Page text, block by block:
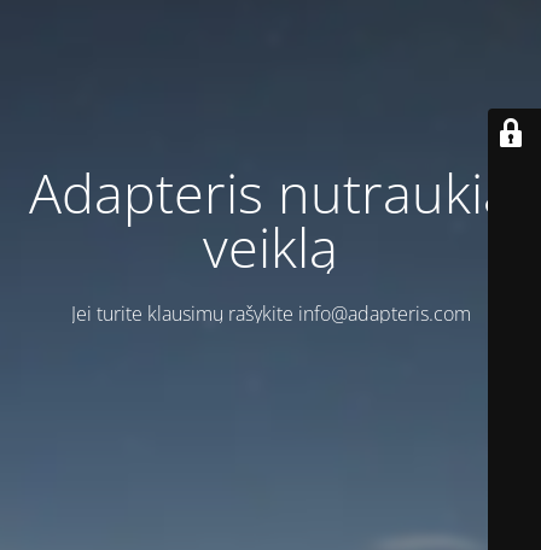
Adapteris nutraukia
veiklą
Jei turite klausimų rašykite info@adapteris.com